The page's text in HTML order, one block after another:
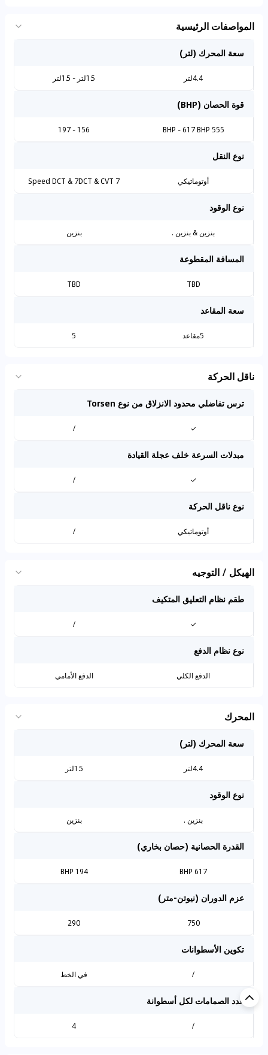
المواصفات الرئيسية
سعة المحرك (لتر)
4.4لتر 1.5لتر - 1.5لتر
قوة الحصان (BHP)
555 BHP - 617 BHP
156 - 197
نوع النقل
أوتوماتيكي 7 Speed DCT & 7DCT & CVT
نوع الوقود
بنزين & بنزين . بنزين
المسافة المقطوعة
TBD
TBD
سعة المقاعد
5مقاعد 5
ناقل الحركة
ترس تفاضلي محدود الانزلاق من نوع Torsen
✓
/
مبدلات السرعة خلف عجلة القيادة
✓
/
نوع ناقل الحركة
أوتوماتيكي /
الهيكل / التوجيه
طقم نظام التعليق المتكيف
✓
/
نوع نظام الدفع
الدفع الكلي الدفع الأمامي
المحرك
سعة المحرك (لتر)
4.4لتر 1.5لتر
نوع الوقود
بنزين . بنزين
القدرة الحصانية (حصان بخاري)
617 BHP
194 BHP
عزم الدوران (نيوتن-متر)
750
290
تكوين الأسطوانات
/ في الخط
عدد الصمامات لكل أسطوانة
/
4